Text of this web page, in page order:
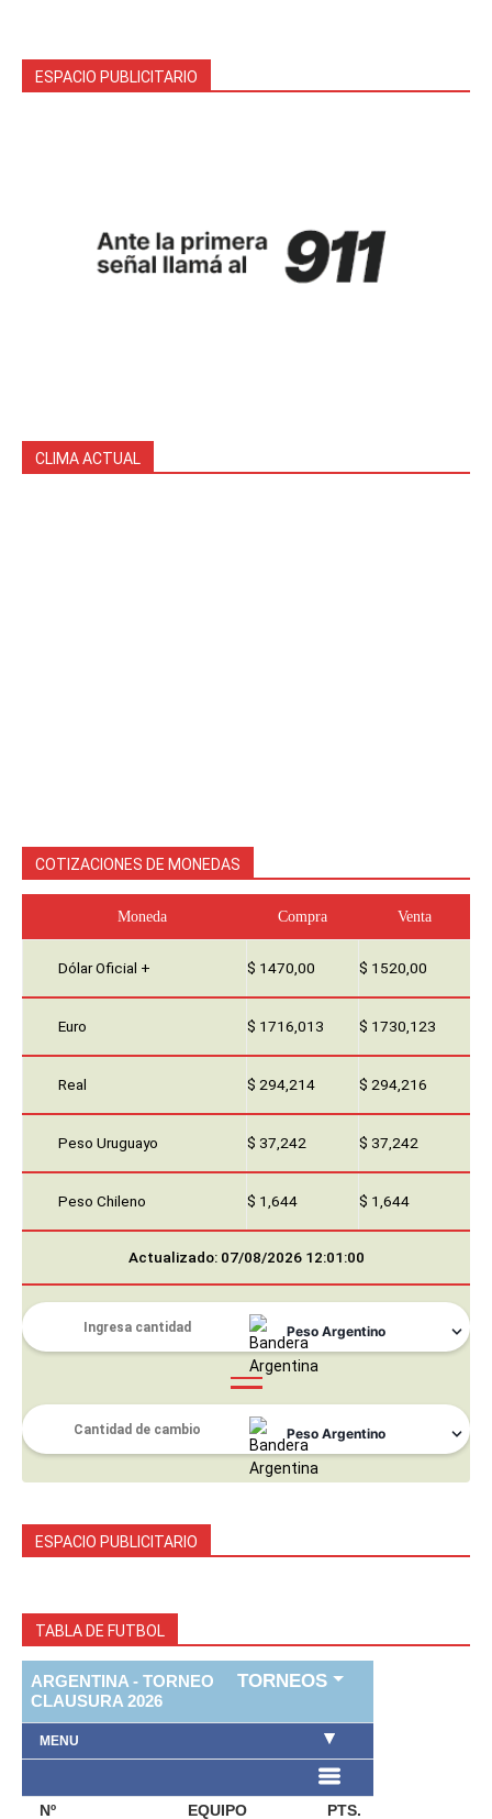
ESPACIO PUBLICITARIO
CLIMA ACTUAL
COTIZACIONES DE MONEDAS
Moneda Compra Venta
Dólar Oficial + $ 1470,00 $ 1520,00
Euro $ 1716,013 $ 1730,123
Real $ 294,214 $ 294,216
Peso Uruguayo $ 37,242 $ 37,242
Peso Chileno $ 1,644 $ 1,644
Actualizado: 07/08/2026 12:01:00
ESPACIO PUBLICITARIO
TABLA DE FUTBOL